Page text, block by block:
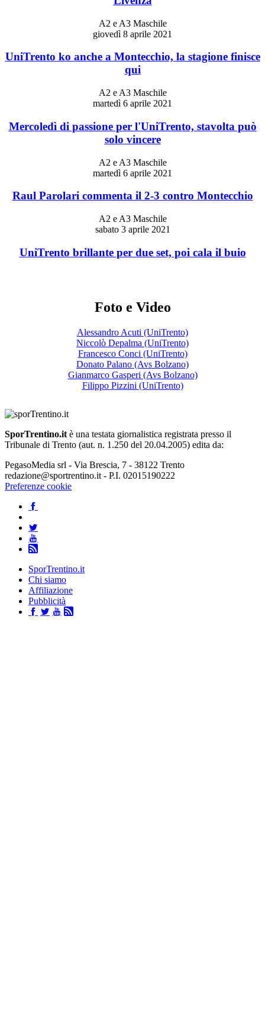
A2 e A3 Maschile
giovedì 8 aprile 2021
UniTrento ko anche a Montecchio, la stagione finisce
qui
A2 e A3 Maschile
martedì 6 aprile 2021
Mercoledì di passione per l'UniTrento, stavolta può
solo vincere
A2 e A3 Maschile
martedì 6 aprile 2021
Raul Parolari commenta il 2-3 contro Montecchio
A2 e A3 Maschile
sabato 3 aprile 2021
UniTrento brillante per due set, poi cala il buio
Foto e Video
Alessandro Acuti (UniTrento)
Niccolò Depalma (UniTrento)
Francesco Conci (UniTrento)
Donato Palano (Avs Bolzano)
Gianmarco Gasperi (Avs Bolzano)
Filippo Pizzini (UniTrento)
SporTrentino.it è una testata giornalistica registrata presso il
Tribunale di Trento (aut. n. 1.250 del 20.04.2005) edita da:
PegasoMedia srl - Via Brescia, 7 - 38122 Trento
redazione@sportrentino.it - P.I. 02015190222
Preferenze cookie
SporTrentino.it
Chi siamo
Affiliazione
Pubblicità